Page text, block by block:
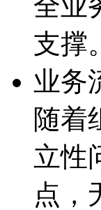
支撑。
业务
随着
立性
点